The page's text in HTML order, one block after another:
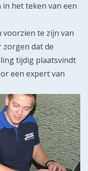
het teken van een
voorzien te zijn van
zorgen dat de
tijdig plaatsvindt
een expert van